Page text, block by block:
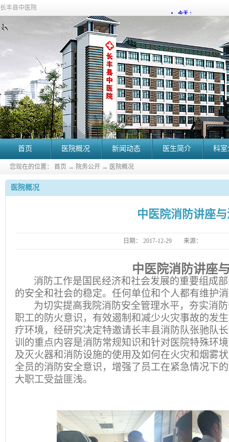
长丰县中医院
首页 医院概况 新闻动态 医生简介 科
您现在的位置： 首页 → 院务公开 → 医院概况
医院概况
中医院消防讲座
日期： 2017-12-29 来源：
中医院消防讲座
消防工作是国民经济和社会发展的重要组成
的安全和社会的稳定。任何单位和个人都有维护
为切实提高我院消防安全管理水平，夯实消
职工的防火意识，有效遏制和减少火灾事故的发
疗环境，经研究决定特邀请长丰县消防队张驰队
训的重点内容是消防常规知识和针对医院特殊环
及灭火器和消防设施的使用及如何在火灾和烟雾
全员的消防安全意识，增强了员工在紧急情况下
大职工受益匪浅。